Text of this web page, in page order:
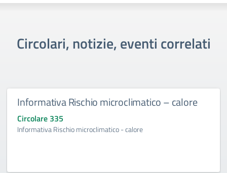
Circolari, notizie, eventi correlati
Informativa Rischio microclimatico – calore
Circolare 335
Informativa Rischio microclimatico - calore